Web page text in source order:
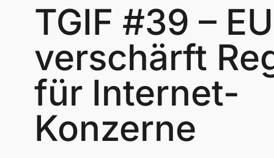
TGIF #39 – EU
verschärft
für Internet-
Konzerne